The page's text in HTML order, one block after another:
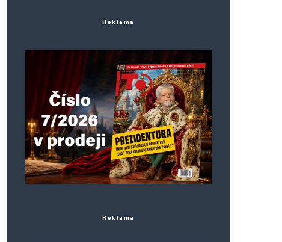
Reklama
Reklama